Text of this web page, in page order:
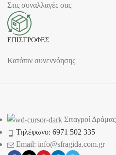
Στις συναλλαγές σας
ΕΠΙΣΤΡΟΦΕΣ
Κατόπιν συνεννόησης
Σιταγροί Δράμας
Τηλέφωνο: 6971 502 335
Email: info@sfragida.com.gr